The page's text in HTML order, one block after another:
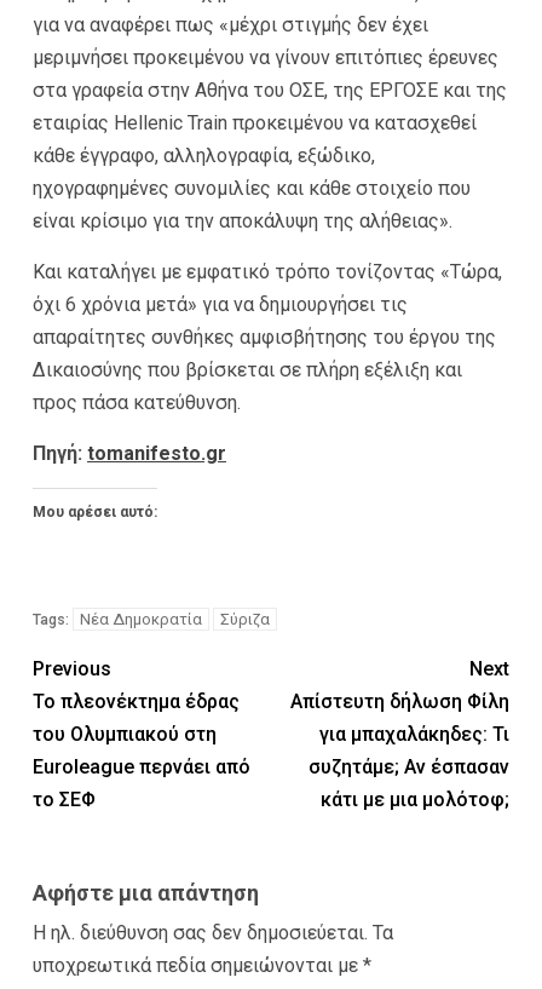
για να αναφέρει πως «μέχρι στιγμής δεν έχει
μεριμνήσει προκειμένου να γίνουν επιτόπιες έρευνες
στα γραφεία στην Αθήνα του ΟΣΕ, της ΕΡΓΟΣΕ και της
εταιρίας Hellenic Train προκειμένου να κατασχεθεί
κάθε έγγραφο, αλληλογραφία, εξώδικο,
ηχογραφημένες συνομιλίες και κάθε στοιχείο που
είναι κρίσιμο για την αποκάλυψη της αλήθειας».
Και καταλήγει με εμφατικό τρόπο τονίζοντας «Τώρα,
όχι 6 χρόνια μετά» για να δημιουργήσει τις
απαραίτητες συνθήκες αμφισβήτησης του έργου της
Δικαιοσύνης που βρίσκεται σε πλήρη εξέλιξη και
προς πάσα κατεύθυνση.
Πηγή: tomanifesto.gr
Μου αρέσει αυτό:
Tags: Νέα Δημοκρατία Σύριζα
Previous
Το πλεονέκτημα έδρας
του Ολυμπιακού στη
Euroleague περνάει από
το ΣΕΦ
Next
Απίστευτη δήλωση Φίλη
για μπαχαλάκηδες: Τι
συζητάμε; Αν έσπασαν
κάτι με μια μολότοφ;
Αφήστε μια απάντηση
Η ηλ. διεύθυνση σας δεν δημοσιεύεται. Τα
υποχρεωτικά πεδία σημειώνονται με *